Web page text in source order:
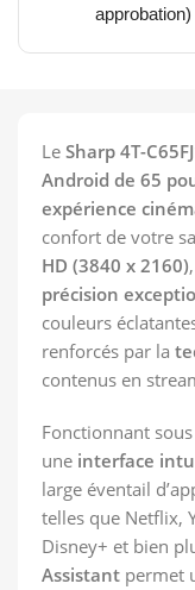
approbation)
Le Sharp 4T-
Android de 65
expérience
confort de votre
HD (3840 x 2160)
précision
couleurs
renforcés par la
contenus en
Fonctionnant sous
une interface
large éventail
telles que Netflix,
Disney+ et bien
Assistant permet